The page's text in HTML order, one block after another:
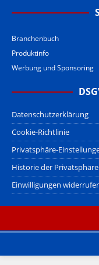
Branchenbuch
Produktinfo
Werbung und Sponsoring
Datenschutzerklärung
Cookie-Richtlinie
Privatsphäre-
Historie der
Einwilligungen